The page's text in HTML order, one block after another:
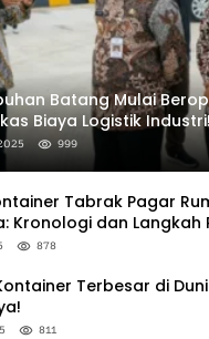
Batang Mulai
Biaya Logistik
999
Tabrak Pagar
Kronologi dan Langkah
878
Terbesar di
811